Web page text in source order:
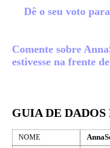
Dê o seu voto
Comente sobre
estivesse na frente
GUIA DE
NOME